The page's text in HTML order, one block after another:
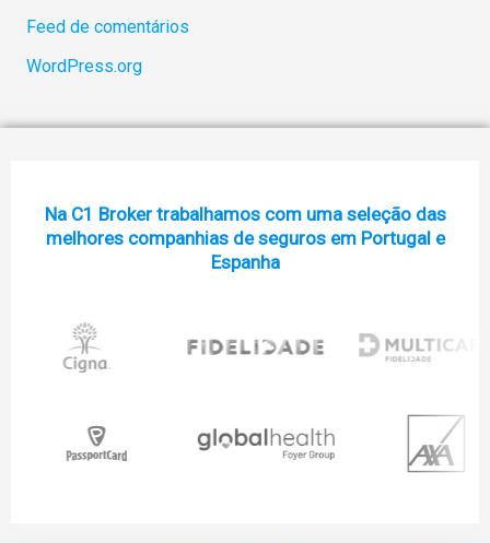
Feed de comentários
WordPress.org
Na C1 Broker trabalhamos com uma seleção das
melhores companhias de seguros em Portugal e
Espanha